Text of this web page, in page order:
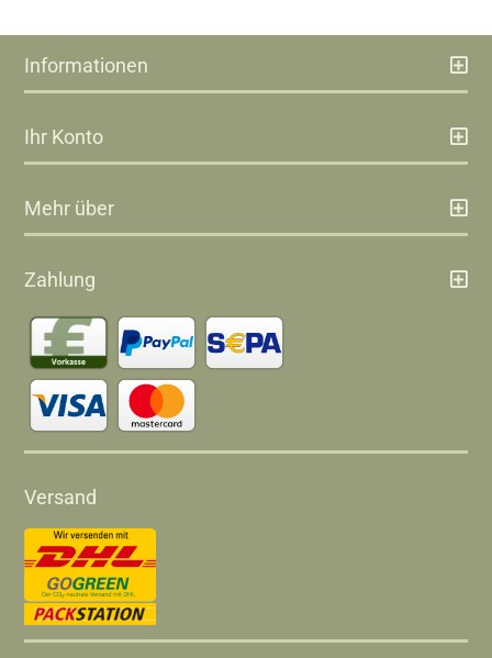
Informationen
Ihr Konto
Mehr über
Zahlung
Versand